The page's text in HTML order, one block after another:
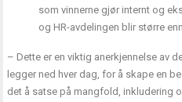
som vinnerne gjør internt og
og HR-avdelingen blir større
– Dette er en viktig anerkjennelse av
legger ned hver dag, for å skape en
det å satse på mangfold, inkludering